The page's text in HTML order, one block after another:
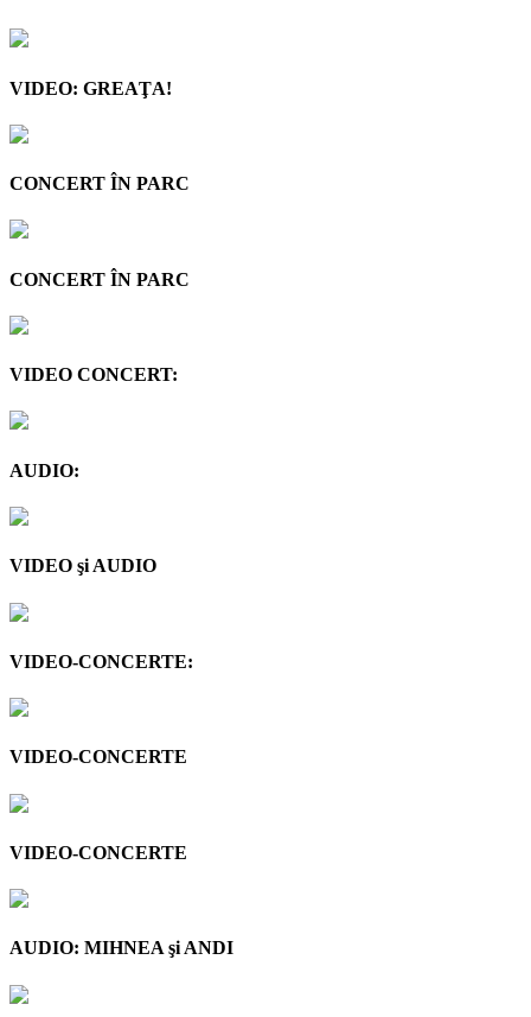
VIDEO: GREAŢA!
CONCERT ÎN PARC
CONCERT ÎN PARC
VIDEO CONCERT:
AUDIO:
VIDEO şi AUDIO
VIDEO-CONCERTE:
VIDEO-CONCERTE
VIDEO-CONCERTE
AUDIO: MIHNEA şi ANDI